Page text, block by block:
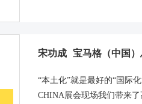
宋功成 宝马格（中国）
“本土化”就是最好的“国际
CHINA展会现场我们带来